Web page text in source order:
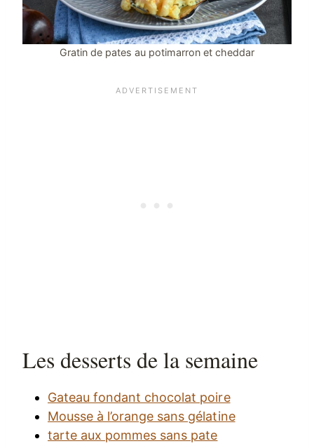
Gratin de pates au potimarron et cheddar
Les desserts de la semaine
Gateau fondant chocolat poire
Mousse à l’orange sans gélatine
tarte aux pommes sans pate